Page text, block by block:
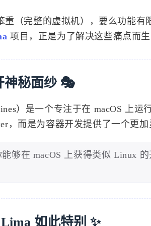
重（完整的虚拟机），要么功能有
项目，正是为了解决这些痛点而生
神秘面纱 🎭
）是一个专注于在 macOS 上
，而是为容器开发提供了一个更加
够在 macOS 上获得类似 Linux
如此特别 ✨